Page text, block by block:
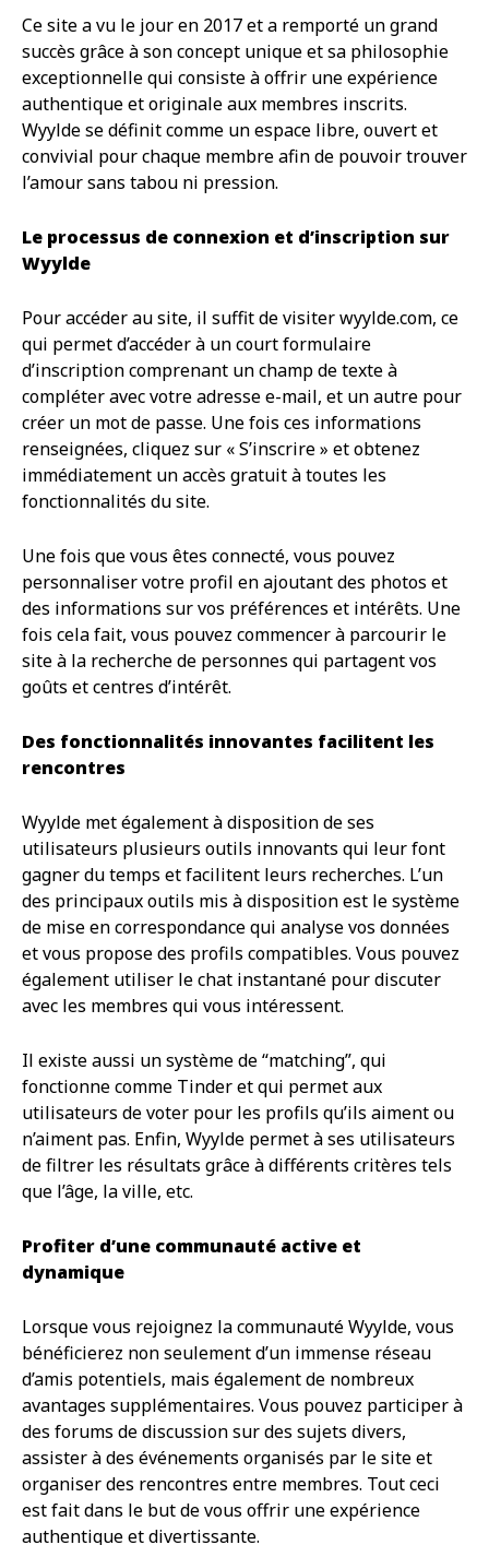
Ce site a vu le jour en 2017 et a remporté un grand
succès grâce à son concept unique et sa philosophie
exceptionnelle qui consiste à offrir une expérience
authentique et originale aux membres inscrits.
Wyylde se définit comme un espace libre, ouvert et
convivial pour chaque membre afin de pouvoir trouver
l’amour sans tabou ni pression.
Le processus de connexion et d’inscription sur
Wyylde
Pour accéder au site, il suffit de visiter wyylde.com, ce
qui permet d’accéder à un court formulaire
d’inscription comprenant un champ de texte à
compléter avec votre adresse e-mail, et un autre pour
créer un mot de passe. Une fois ces informations
renseignées, cliquez sur « S’inscrire » et obtenez
immédiatement un accès gratuit à toutes les
fonctionnalités du site.
Une fois que vous êtes connecté, vous pouvez
personnaliser votre profil en ajoutant des photos et
des informations sur vos préférences et intérêts. Une
fois cela fait, vous pouvez commencer à parcourir le
site à la recherche de personnes qui partagent vos
goûts et centres d’intérêt.
Des fonctionnalités innovantes facilitent les
rencontres
Wyylde met également à disposition de ses
utilisateurs plusieurs outils innovants qui leur font
gagner du temps et facilitent leurs recherches. L’un
des principaux outils mis à disposition est le système
de mise en correspondance qui analyse vos données
et vous propose des profils compatibles. Vous pouvez
également utiliser le chat instantané pour discuter
avec les membres qui vous intéressent.
Il existe aussi un système de “matching”, qui
fonctionne comme Tinder et qui permet aux
utilisateurs de voter pour les profils qu’ils aiment ou
n’aiment pas. Enfin, Wyylde permet à ses utilisateurs
de filtrer les résultats grâce à différents critères tels
que l’âge, la ville, etc.
Profiter d’une communauté active et
dynamique
Lorsque vous rejoignez la communauté Wyylde, vous
bénéficierez non seulement d’un immense réseau
d’amis potentiels, mais également de nombreux
avantages supplémentaires. Vous pouvez participer à
des forums de discussion sur des sujets divers,
assister à des événements organisés par le site et
organiser des rencontres entre membres. Tout ceci
est fait dans le but de vous offrir une expérience
authentique et divertissante.